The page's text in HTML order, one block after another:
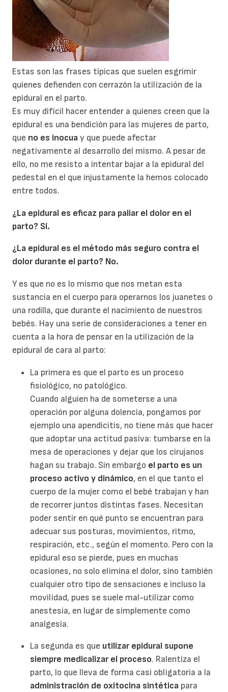
Estas son las frases típicas que suelen esgrimir
quienes defienden con cerrazón la utilización de la
epidural en el parto.
Es muy difícil hacer entender a quienes creen que la
epidural es una bendición para las mujeres de parto,
que no es inocua y que puede afectar
negativamente al desarrollo del mismo. A pesar de
ello, no me resisto a intentar bajar a la epidural del
pedestal en el que injustamente la hemos colocado
entre todos.
¿La epidural es eficaz para paliar el dolor en el
parto? Sí.
¿La epidural es el método más seguro contra el
dolor durante el parto? No.
Y es que no es lo mismo que nos metan esta
sustancia en el cuerpo para operarnos los juanetes o
una rodilla, que durante el nacimiento de nuestros
bebés. Hay una serie de consideraciones a tener en
cuenta a la hora de pensar en la utilización de la
epidural de cara al parto:
La primera es que el parto es un proceso
fisiológico, no patológico.
Cuando alguien ha de someterse a una
operación por alguna dolencia, pongamos por
ejemplo una apendicitis, no tiene más que hacer
que adoptar una actitud pasiva: tumbarse en la
mesa de operaciones y dejar que los cirujanos
hagan su trabajo. Sin embargo el parto es un
proceso activo y dinámico, en el que tanto el
cuerpo de la mujer como el bebé trabajan y han
de recorrer juntos distintas fases. Necesitan
poder sentir en qué punto se encuentran para
adecuar sus posturas, movimientos, ritmo,
respiración, etc., según el momento. Pero con la
epidural eso se pierde, pues en muchas
ocasiones, no solo elimina el dolor, sino también
cualquier otro tipo de sensaciones e incluso la
movilidad, pues se suele mal-utilizar como
anestesia, en lugar de simplemente como
analgesia.
La segunda es que utilizar epidural supone
siempre medicalizar el proceso. Ralentiza el
parto, lo que lleva de forma casi obligatoria a la
administración de oxitocina sintética para